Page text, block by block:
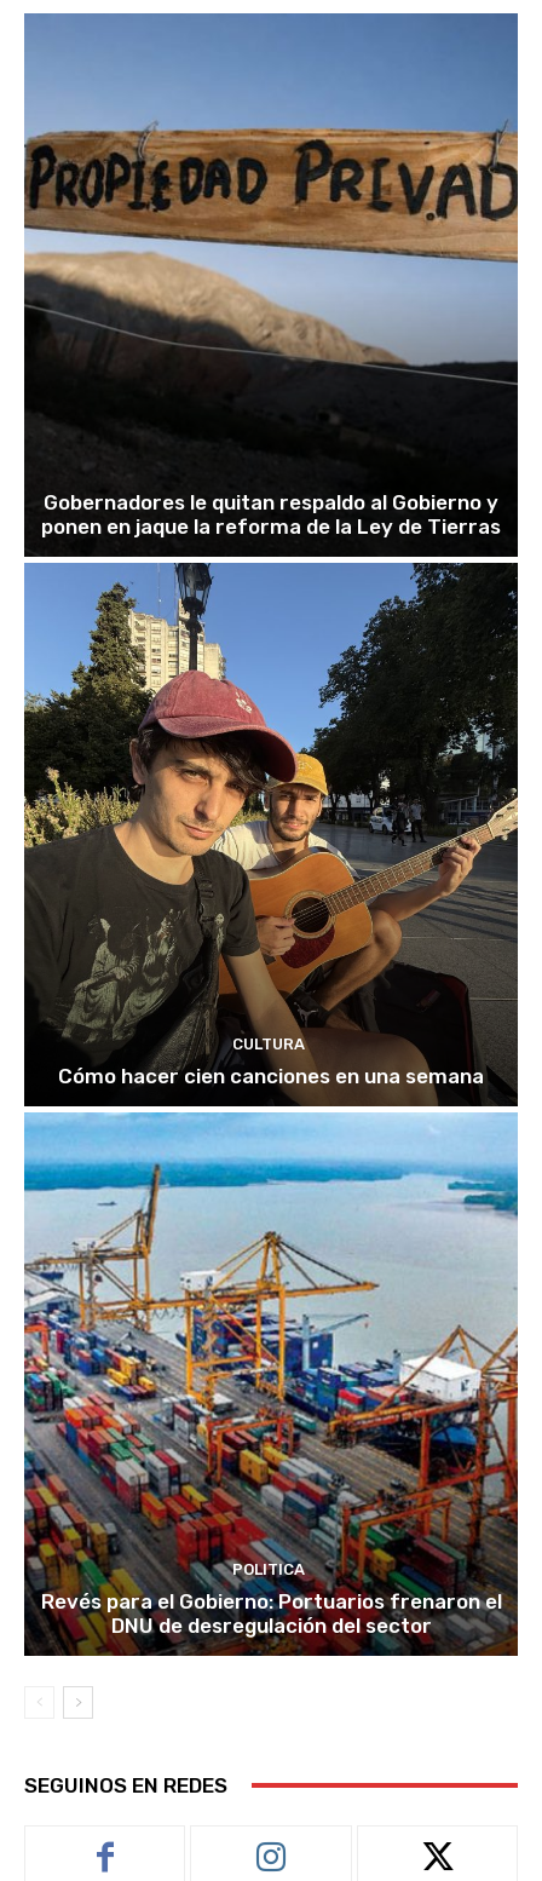
Gobernadores le quitan respaldo al Gobierno y
ponen en jaque la reforma de la Ley de Tierras
CULTURA
Cómo hacer cien canciones en una semana
POLITICA
Revés para el Gobierno: Portuarios frenaron el
DNU de desregulación del sector
SEGUINOS EN REDES